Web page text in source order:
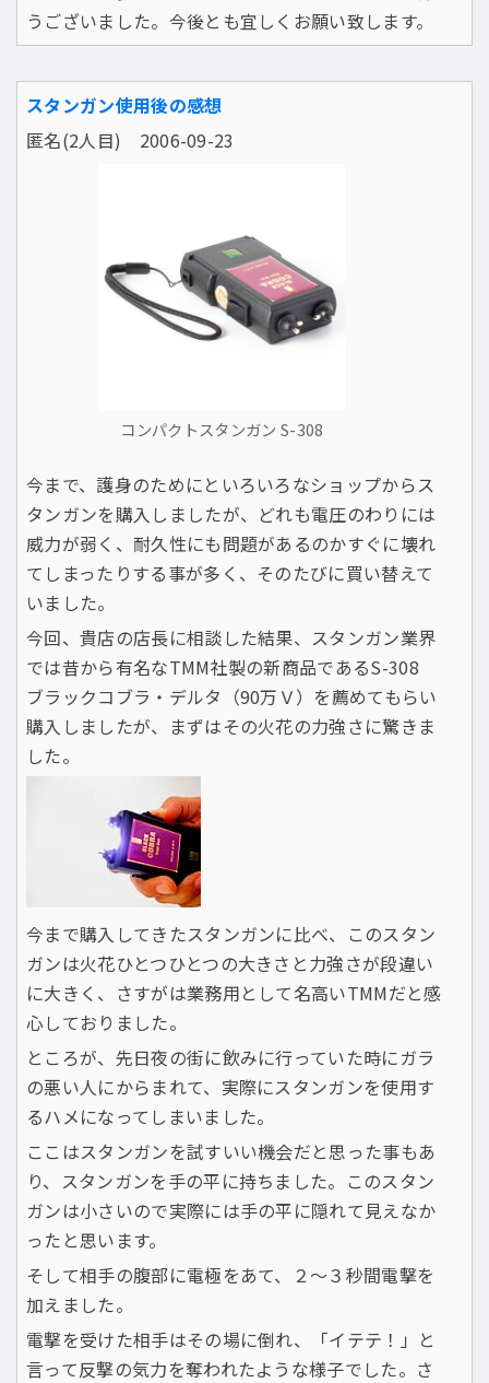
うございました。今後とも宜しくお願い致します。
スタンガン使用後の感想
匿名(2人目) 2006-09-23
コンパクトスタンガン S-308
今まで、護身のためにといろいろなショップからス
タンガンを購入しましたが、どれも電圧のわりには
威力が弱く、耐久性にも問題があるのかすぐに壊れ
てしまったりする事が多く、そのたびに買い替えて
いました。
今回、貴店の店長に相談した結果、スタンガン業界
では昔から有名なTMM社製の新商品であるS-308
ブラックコブラ・デルタ（90万Ｖ）を薦めてもらい
購入しましたが、まずはその火花の力強さに驚きま
した。
今まで購入してきたスタンガンに比べ、このスタン
ガンは火花ひとつひとつの大きさと力強さが段違い
に大きく、さすがは業務用として名高いTMMだと感
心しておりました。
ところが、先日夜の街に飲みに行っていた時にガラ
の悪い人にからまれて、実際にスタンガンを使用す
るハメになってしまいました。
ここはスタンガンを試すいい機会だと思った事もあ
り、スタンガンを手の平に持ちました。このスタン
ガンは小さいので実際には手の平に隠れて見えなか
ったと思います。
そして相手の腹部に電極をあて、２〜３秒間電撃を
加えました。
電撃を受けた相手はその場に倒れ、「イテテ！」と
言って反撃の気力を奪われたような様子でした。さ